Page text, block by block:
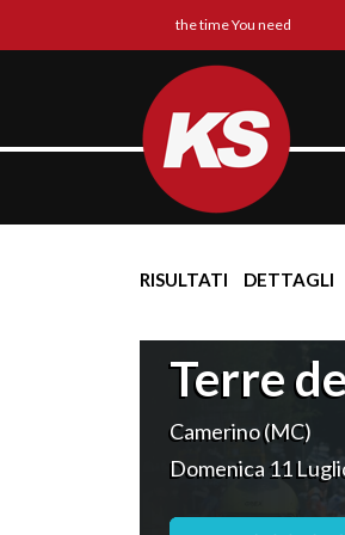
the time You need
RISULTATI DETTAGLI
Terre
Camerino (MC)
Domenica 11